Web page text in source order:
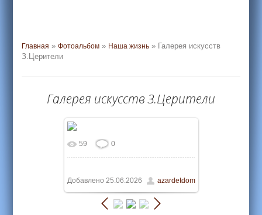
Главная »Фотоальбом » Наша жизнь » Галерея искусств
З.Церители
Галерея искусств З.Церители
В реальном размере
59 0
Добавлено 25.06.2026 azardetdom